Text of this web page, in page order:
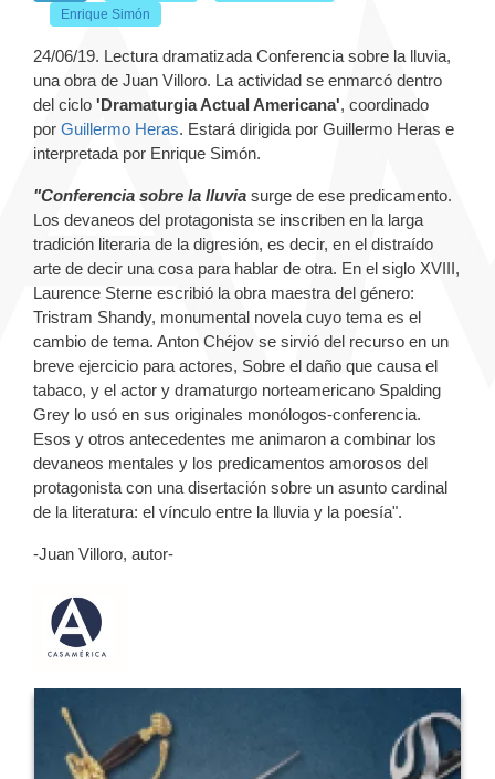
Enrique Simón
24/06/19. Lectura dramatizada Conferencia sobre la lluvia,
una obra de Juan Villoro. La actividad se enmarcó dentro
del ciclo 'Dramaturgia Actual Americana', coordinado
por Guillermo Heras. Estará dirigida por Guillermo Heras e
interpretada por Enrique Simón.
"Conferencia sobre la lluvia surge de ese predicamento.
Los devaneos del protagonista se inscriben en la larga
tradición literaria de la digresión, es decir, en el distraído
arte de decir una cosa para hablar de otra. En el siglo XVIII,
Laurence Sterne escribió la obra maestra del género:
Tristram Shandy, monumental novela cuyo tema es el
cambio de tema. Anton Chéjov se sirvió del recurso en un
breve ejercicio para actores, Sobre el daño que causa el
tabaco, y el actor y dramaturgo norteamericano Spalding
Grey lo usó en sus originales monólogos-conferencia.
Esos y otros antecedentes me animaron a combinar los
devaneos mentales y los predicamentos amorosos del
protagonista con una disertación sobre un asunto cardinal
de la literatura: el vínculo entre la lluvia y la poesía".
-Juan Villoro, autor-